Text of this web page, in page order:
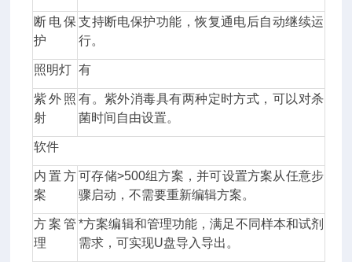
断电保
护
支持断电保护功能，恢复通电后自动继续运
行。
照明灯 有
紫外照
射
有。紫外消毒具有两种定时方式，可以对杀
菌时间自由设置。
软件
内置方
案
可存储>500组方案，并可设置方案从任意步
骤启动，不需要重新编辑方案。
方案管
理
*方案编辑和管理功能，满足不同样本和试剂
需求，可实现U盘导入导出。